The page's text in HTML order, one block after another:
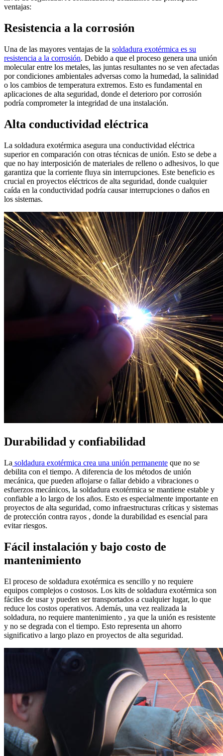
ventajas:
Resistencia a la corrosión
Una de las mayores ventajas de la soldadura exotérmica es su
resistencia a la corrosión. Debido a que el proceso genera una unión
molecular entre los metales, las juntas resultantes no se ven afectadas
por condiciones ambientales adversas como la humedad, la salinidad
o los cambios de temperatura extremos. Esto es fundamental en
aplicaciones de alta seguridad, donde el deterioro por corrosión
podría comprometer la integridad de una instalación.
Alta conductividad eléctrica
La soldadura exotérmica asegura una conductividad eléctrica
superior en comparación con otras técnicas de unión. Esto se debe a
que no hay interposición de materiales de relleno o adhesivos, lo que
garantiza que la corriente fluya sin interrupciones. Este beneficio es
crucial en proyectos eléctricos de alta seguridad, donde cualquier
caída en la conductividad podría causar interrupciones o daños en
los sistemas.
Durabilidad y confiabilidad
La soldadura exotérmica crea una unión permanente que no se
debilita con el tiempo. A diferencia de los métodos de unión
mecánica, que pueden aflojarse o fallar debido a vibraciones o
esfuerzos mecánicos, la soldadura exotérmica se mantiene estable y
confiable a lo largo de los años. Esto es especialmente importante en
proyectos de alta seguridad, como infraestructuras críticas y sistemas
de protección contra rayos , donde la durabilidad es esencial para
evitar riesgos.
Fácil instalación y bajo costo de
mantenimiento
El proceso de soldadura exotérmica es sencillo y no requiere
equipos complejos o costosos. Los kits de soldadura exotérmica son
fáciles de usar y pueden ser transportados a cualquier lugar, lo que
reduce los costos operativos. Además, una vez realizada la
soldadura, no requiere mantenimiento , ya que la unión es resistente
y no se degrada con el tiempo. Esto representa un ahorro
significativo a largo plazo en proyectos de alta seguridad.